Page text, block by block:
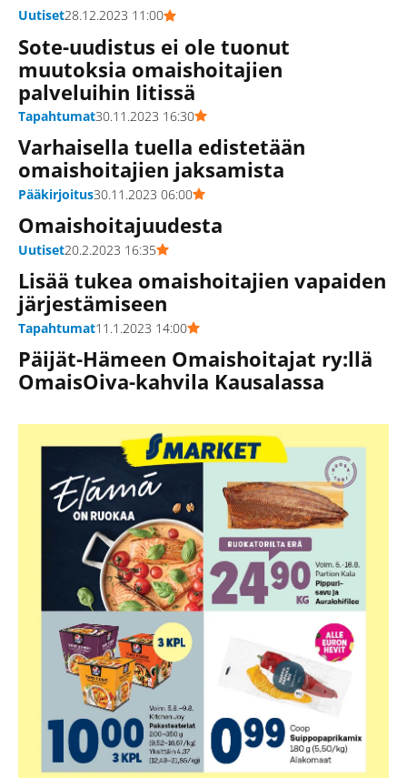
Uutiset28.12.2023 11:00
Sote-uudistus ei ole tuonut
muutoksia omaishoitajien
palveluihin Iitissä
Tapahtumat30.11.2023 16:30
Varhaisella tuella edistetään
omaishoitajien jaksamista
Pääkirjoitus30.11.2023 06:00
Omaishoitajuudesta
Uutiset20.2.2023 16:35
Lisää tukea omaishoitajien vapaiden
järjestämiseen
Tapahtumat11.1.2023 14:00
Päijät-Hämeen Omaishoitajat ry:llä
OmaisOiva-kahvila Kausalassa